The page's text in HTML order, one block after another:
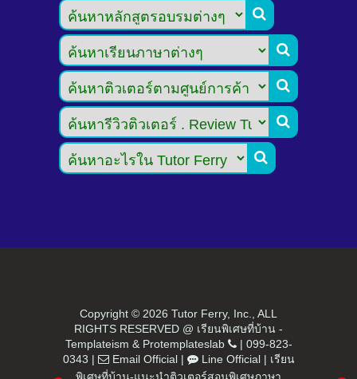





Copyright © 2026 Tutor Ferry, Inc., ALL
RIGHTS RESERVED @ เรียนพิเศษที่บ้าน -
Templateism & Protemplateslab | 099-823-
0343 | Email Official| Line Official| เรียน
พิเศษที่บ้าน-แนะนำติวเตอร์สอนพิเศษภาษา